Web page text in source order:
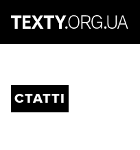
СТАТТІ